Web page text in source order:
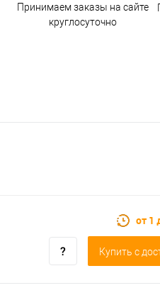
Принимаем заказы на сайте
круглосуточно
от 1
Купить c